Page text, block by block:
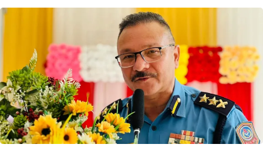
सूचना-प्रविधि
अन्तराष्ट्रिय
अन्य
ताजा